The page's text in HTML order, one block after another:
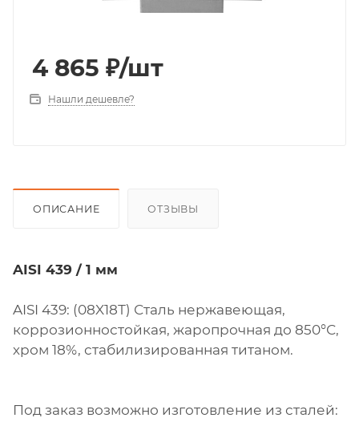
4 865 ₽/шт
Нашли дешевле?
ОПИСАНИЕ ОТЗЫВЫ
AISI 439 / 1 мм
AISI 439: (08X18Т) Сталь нержавеющая,
коррозионностойкая, жаропрочная до 850°С,
хром 18%, стабилизированная титаном.
Под заказ возможно изготовление из сталей: